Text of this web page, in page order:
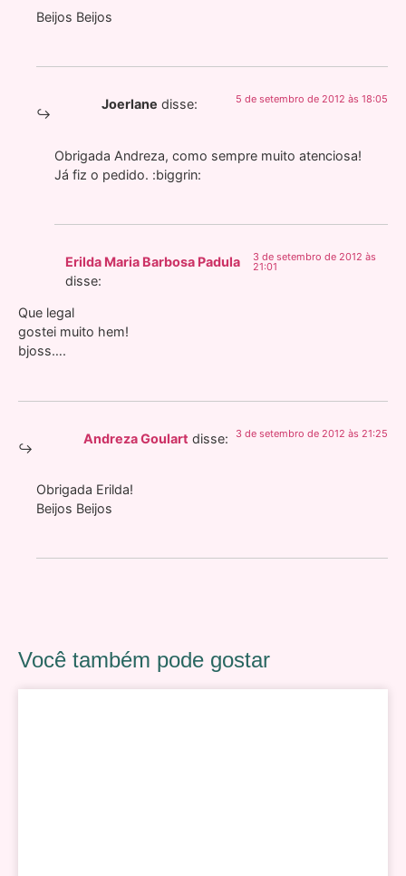
Beijos Beijos
Joerlane disse: 5 de setembro de 2012 às 18:05
Obrigada Andreza, como sempre muito atenciosa!
Já fiz o pedido. :biggrin:
Erilda Maria Barbosa Padula
disse:
3 de setembro de 2012 às
21:01
Que legal
gostei muito hem!
bjoss….
Andreza Goulart disse: 3 de setembro de 2012 às 21:25
Obrigada Erilda!
Beijos Beijos
Você também pode gostar